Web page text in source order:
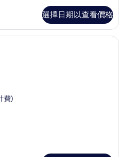
選擇日期以查看價格
豪華雙人房 | 客房內保險箱、書桌、
費)